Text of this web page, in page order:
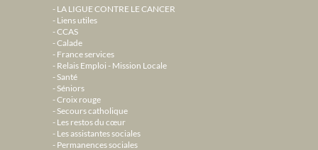
LA LIGUE CONTRE LE CANCER
Liens utiles
CCAS
Calade
France services
Relais Emploi - Mission Locale
Santé
Séniors
Croix rouge
Secours catholique
Les restos du cœur
Les assistantes sociales
Permanences sociales